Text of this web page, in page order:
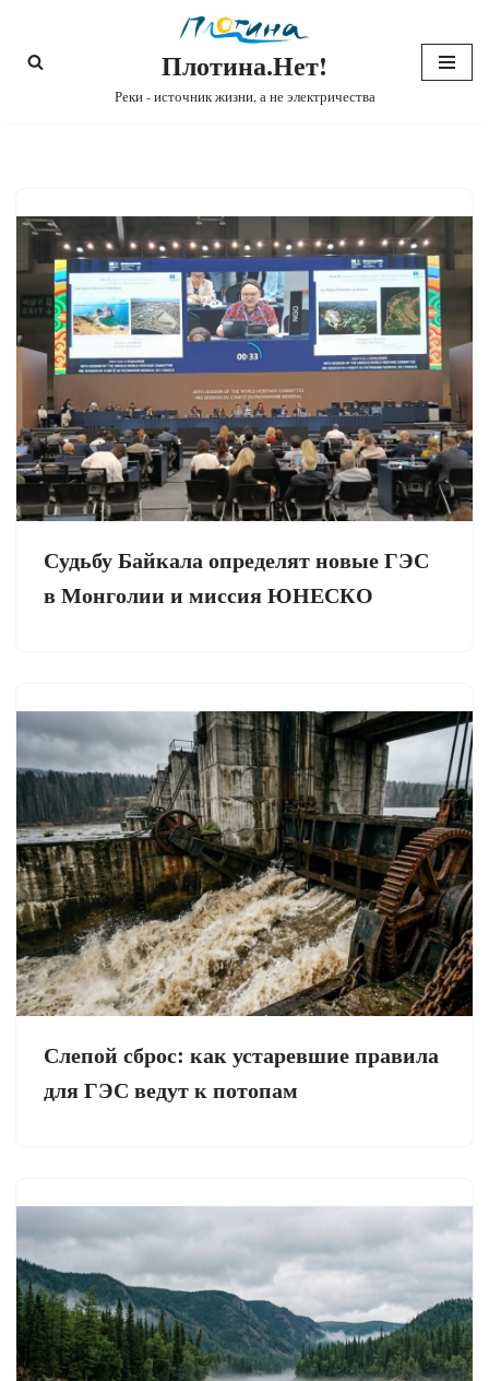
Перейти
Плотина.Нет!
Реки - источник жизни, а не электричества
Судьбу Байкала определят новые ГЭС
в Монголии и миссия ЮНЕСКО
Слепой сброс: как устаревшие правила
для ГЭС ведут к потопам